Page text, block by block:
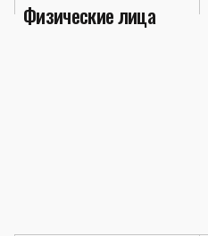
Физические лица